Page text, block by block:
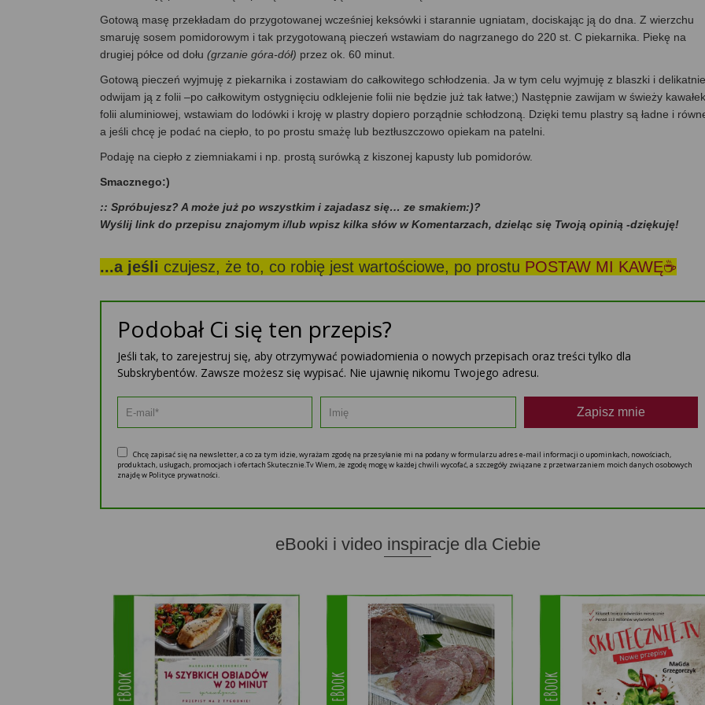
Gotową masę przekładam do przygotowanej wcześniej keksówki i starannie ugniatam, dociskając ją do dna. Z wierzchu
smaruję sosem pomidorowym i tak przygotowaną pieczeń wstawiam do nagrzanego do 220 st. C piekarnika. Piekę na
drugiej półce od dołu (grzanie góra-dół) przez ok. 60 minut.
Gotową pieczeń wyjmuję z piekarnika i zostawiam do całkowitego schłodzenia. Ja w tym celu wyjmuję z blaszki i delikatnie
odwijam ją z folii –po całkowitym ostygnięciu odklejenie folii nie będzie już tak łatwe;) Następnie zawijam w świeży kawałek
folii aluminiowej, wstawiam do lodówki i kroję w plastry dopiero porządnie schłodzoną. Dzięki temu plastry są ładne i
a jeśli chcę je podać na ciepło, to po prostu smażę lub beztłuszczowo opiekam na patelni.
Podaję na ciepło z ziemniakami i np. prostą surówką z kiszonej kapusty lub pomidorów.
Smacznego:)
:: Spróbujesz? A może już po wszystkim i zajadasz się… ze smakiem:)?
Wyślij link do przepisu znajomym i/lub wpisz kilka słów w Komentarzach, dzieląc się Twoją opinią -dziękuję!
...a jeśli czujesz, że to, co robię jest wartościowe, po prostu POSTAW MI KAWĘ☕
Podobał Ci się ten przepis?
Jeśli tak, to zarejestruj się, aby otrzymywać powiadomienia o nowych przepisach oraz treści tylko dla
Subskrybentów. Zawsze możesz się wypisać. Nie ujawnię nikomu Twojego adresu.
Zapisz mnie
Chcę zapisać się na newsletter, a co za tym idzie, wyrażam zgodę na przesyłanie mi na podany w formularzu adres e-mail informacji o upominkach, nowościach,
produktach, usługach, promocjach i ofertach Skutecznie.Tv Wiem, że zgodę mogę w każdej chwili wycofać, a szczegóły związane z przetwarzaniem moich danych osobowych
znajdę w Polityce prywatności.
eBooki i video inspiracje dla Ciebie